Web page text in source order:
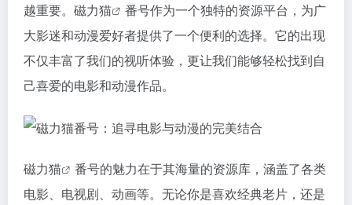
越重要。 磁力猫
番号作为一个独特的资源平台，为广
大影迷和动漫爱好者提供了一个便利的选择。它的出现
不仅丰富了我们的视听体验，更让我们能够轻松找到自
己喜爱的电影和动漫作品。
磁力猫
番号的魅力在于其海量的资源库，涵盖了各类
电影、电视剧、动画等。无论你是喜欢经典老片，还是